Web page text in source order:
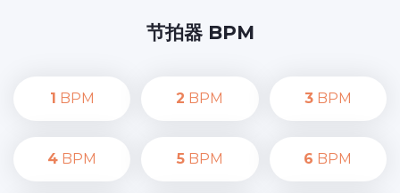
节拍器 BPM
1 BPM 2 BPM 3BPM
4 BPM 5BPM 6 BPM